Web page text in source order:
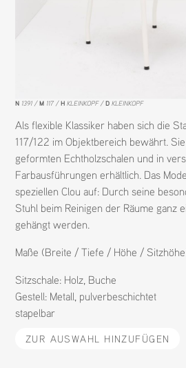
N 1391 M 117 H KLEINKOPF D KLEINKOPF
Als flexible Klassiker haben sich die
117/122 im Objektbereich bewährt.
geformten Echtholzschalen und in
Farbausführungen erhältlich. Das
speziellen Clou auf: Durch seine
Stuhl beim Reinigen der Räume ganz
gehängt werden.
Maße (Breite / Tiefe / Höhe /
Sitzschale: Holz, Buche
Gestell: Metall, pulverbeschichtet
stapelbar